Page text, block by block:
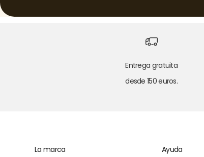
Entrega gratuita
desde 150 euros.
La marca Ayuda